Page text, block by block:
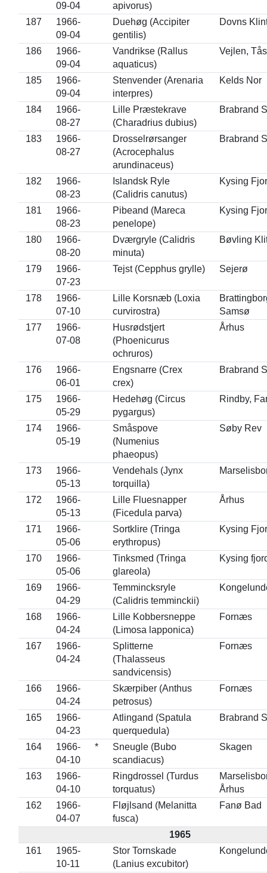
09-04
apivorus)
187
1966-
09-04
Duehøg (Accipiter
gentilis)
Dovns
186
1966-
09-04
Vandrikse (Rallus
aquaticus)
Vejlen,
185
1966-
09-04
Stenvender (Arenaria
interpres)
Kelds Nor
184
1966-
08-27
Lille Præstekrave
(Charadrius dubius)
Brabrand
183
1966-
08-27
Drosselrørsanger
(Acrocephalus
arundinaceus)
Brabrand
182
1966-
08-23
Islandsk Ryle
(Calidris canutus)
Kysing
181
1966-
08-23
Pibeand (Mareca
penelope)
Kysing
180
1966-
08-20
Dværgryle (Calidris
minuta)
Bøvling
179
1966-
07-23
Tejst (Cepphus grylle) Sejerø
178
1966-
07-10
Lille Korsnæb (Loxia
curvirostra)
Samsø
177
1966-
07-08
Husrødstjert
(Phoenicurus
ochruros)
Århus
176
1966-
06-01
Engsnarre (Crex
crex)
Brabrand
175
1966-
05-29
Hedehøg (Circus
pygargus)
Rindby,
174
1966-
05-19
Småspove
(Numenius
phaeopus)
Søby Rev
173
1966-
05-13
Vendehals (Jynx
torquilla)
172
1966-
05-13
Lille Fluesnapper
(Ficedula parva)
Århus
171
1966-
05-06
Sortklire (Tringa
erythropus)
Kysing
170
1966-
05-06
Tinksmed (Tringa
glareola)
Kysing
169
1966-
04-29
Temmincksryle
(Calidris temminckii)
168
1966-
04-24
Lille Kobbersneppe
(Limosa lapponica)
Fornæs
167
1966-
04-24
Splitterne
(Thalasseus
sandvicensis)
Fornæs
166
1966-
04-24
Skærpiber (Anthus
petrosus)
Fornæs
165
1966-
04-23
Atlingand (Spatula
querquedula)
Brabrand
164
1966-
04-10
*
Sneugle (Bubo
scandiacus)
Skagen
163
1966-
04-10
Ringdrossel (Turdus
torquatus)
Århus
162
1966-
04-07
Fløjlsand (Melanitta
fusca)
Fanø Bad
1965
161
1965-
10-11
Stor Tornskade
(Lanius excubitor)